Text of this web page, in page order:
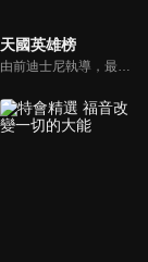
天國英雄榜